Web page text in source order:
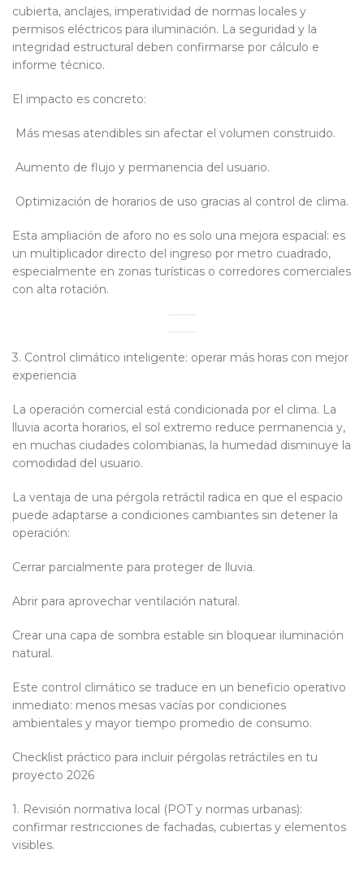
cubierta, anclajes, imperatividad de normas locales y
permisos eléctricos para iluminación. La seguridad y la
integridad estructural deben confirmarse por cálculo e
informe técnico.
El impacto es concreto:
Más mesas atendibles sin afectar el volumen construido.
Aumento de flujo y permanencia del usuario.
Optimización de horarios de uso gracias al control de clima.
Esta ampliación de aforo no es solo una mejora espacial: es
un multiplicador directo del ingreso por metro cuadrado,
especialmente en zonas turísticas o corredores comerciales
con alta rotación.
3. Control climático inteligente: operar más horas con mejor
experiencia
La operación comercial está condicionada por el clima. La
lluvia acorta horarios, el sol extremo reduce permanencia y,
en muchas ciudades colombianas, la humedad disminuye la
comodidad del usuario.
La ventaja de una pérgola retráctil radica en que el espacio
puede adaptarse a condiciones cambiantes sin detener la
operación:
Cerrar parcialmente para proteger de lluvia.
Abrir para aprovechar ventilación natural.
Crear una capa de sombra estable sin bloquear iluminación
natural.
Este control climático se traduce en un beneficio operativo
inmediato: menos mesas vacías por condiciones
ambientales y mayor tiempo promedio de consumo.
Checklist práctico para incluir pérgolas retráctiles en tu
proyecto 2026
1. Revisión normativa local (POT y normas urbanas):
confirmar restricciones de fachadas, cubiertas y elementos
visibles.